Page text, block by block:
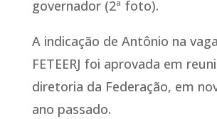
governador (2ª foto).
A indicação de Antônio na
FETEERJ foi aprovada em
diretoria da Federação, em
ano passado.